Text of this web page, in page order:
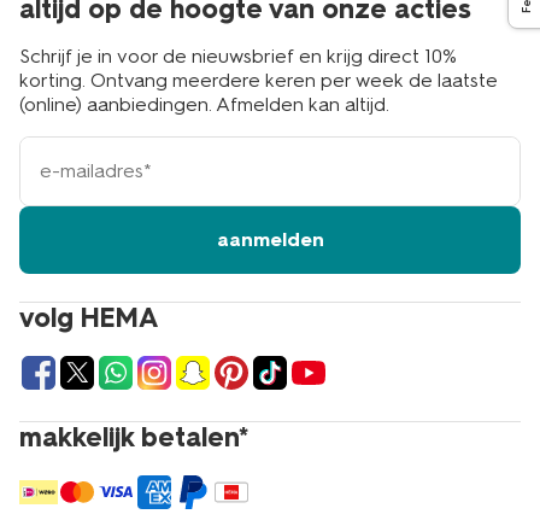
volg HEMA
makkelijk betalen*
altijd op de hoogte van onze acties
Schrijf je in voor de nieuwsbrief en krijg direct 10%
korting. Ontvang meerdere keren per week de laatste
(online) aanbiedingen. Afmelden kan altijd.
e-
mailadres
aanmelden